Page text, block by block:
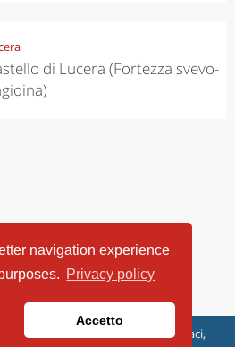
navigation experience
Privacy policy
Accetto
di Lucera (Fortezza svevo-
Italia SRL | Piazza Caduti di Capaci,